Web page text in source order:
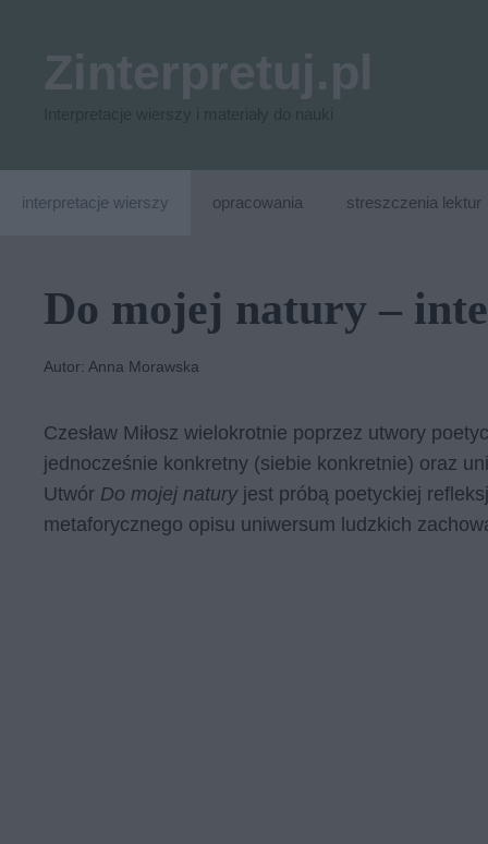
interpretacje wierszy opracowania streszczenia lektur
Do mojej natury –
Autor: Anna Morawska
Czesław Miłosz wielokrotnie poprzez utwory
jednocześnie konkretny (siebie konkretnie) oraz
Utwór Do mojej naturyjest próbą poetyckiej
metaforycznego opisu uniwersum ludzkich